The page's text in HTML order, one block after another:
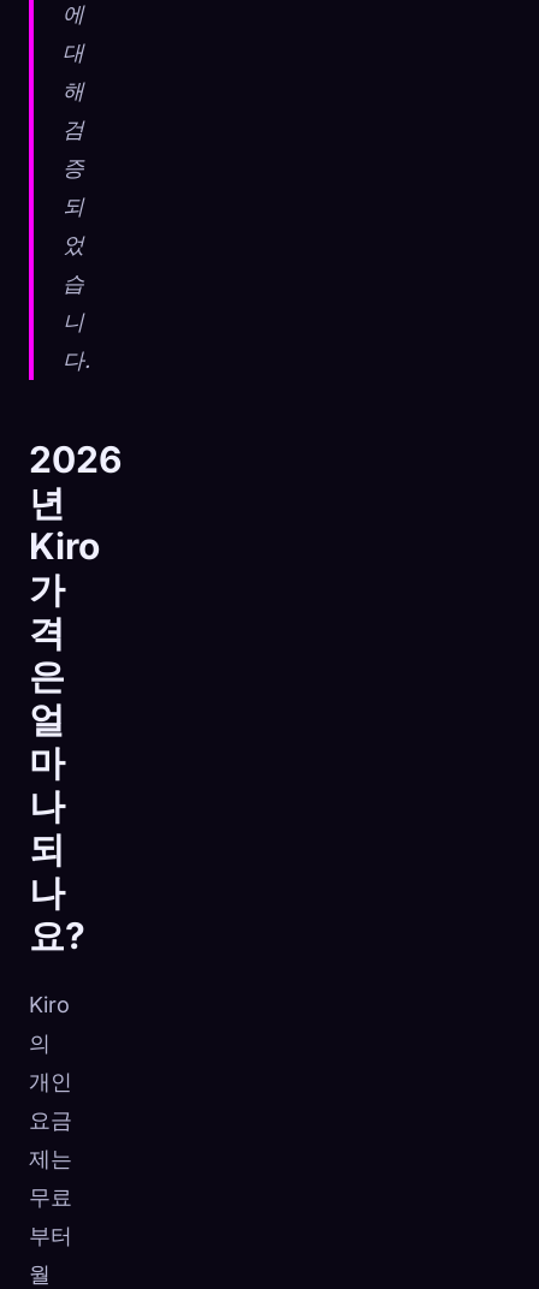
에
대
해
검
증
되
었
습
니
다.
2026
년
Kiro
가
격
은
얼
마
나
되
나
요?
Kiro
의
개인
요금
제는
무료
부터
월